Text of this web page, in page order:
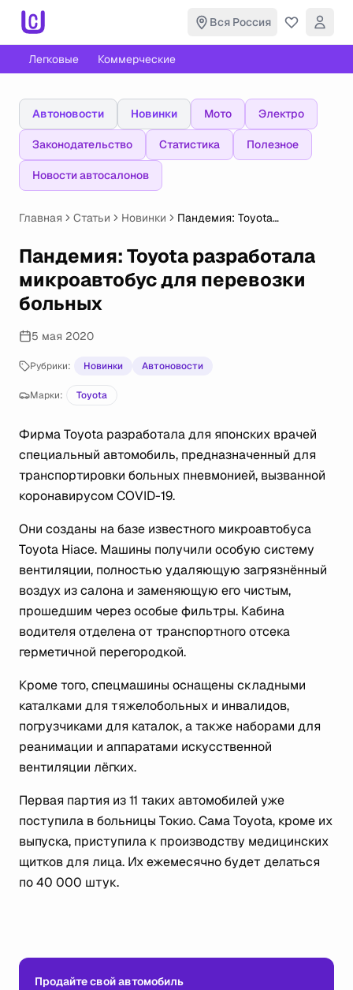
Вся Россия
Легковые Коммерческие
Автоновости Новинки Мото Электро
Законодательство Статистика Полезное
Новости автосалонов
Главная Статьи Новинки
Пандемия: Toyota
для перевозки больных
Пандемия: Toyota разработала
микроавтобус для перевозки
больных
5 мая 2020
Рубрики: Новинки Автоновости
Марки: Toyota
Фирма Toyota разработала для японских врачей
специальный автомобиль, предназначенный для
транспортировки больных пневмонией, вызванной
коронавирусом COVID-19.
Они созданы на базе известного микроавтобуса
Toyota Hiace. Машины получили особую систему
вентиляции, полностью удаляющую загрязнённый
воздух из салона и заменяющую его чистым,
прошедшим через особые фильтры. Кабина
водителя отделена от транспортного отсека
герметичной перегородкой.
Кроме того, спецмашины оснащены складными
каталками для тяжелобольных и инвалидов,
погрузчиками для каталок, а также наборами для
реанимации и аппаратами искусственной
вентиляции лёгких.
Первая партия из 11 таких автомобилей уже
поступила в больницы Токио. Сама Toyota, кроме их
выпуска, приступила к производству медицинских
щитков для лица. Их ежемесячно будет делаться
по 40 000 штук.
Продайте свой автомобиль